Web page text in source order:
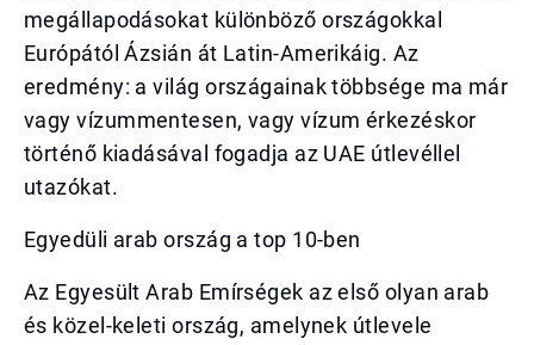
megállapodásokat különböző országokkal
Európától Ázsián át Latin-Amerikáig. Az
eredmény: a világ országainak többsége ma már
vagy vízummentesen, vagy vízum érkezéskor
történő kiadásával fogadja az UAE útlevéllel
utazókat.
Egyedüli arab ország a top 10-ben
Az Egyesült Arab Emírségek az első olyan arab
és közel-keleti ország, amelynek útlevele